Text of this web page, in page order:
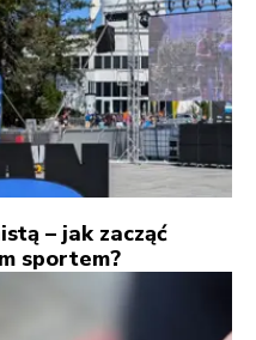
– jak zacząć
sportem?